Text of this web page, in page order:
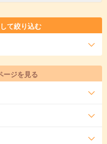
て絞り込む
ージを見る